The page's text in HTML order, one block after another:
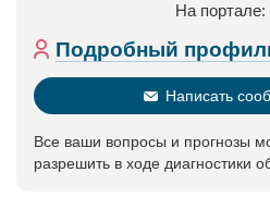
На портале:
Подробный
Написать
Все ваши вопросы и прогнозы
разрешить в ходе диагностики